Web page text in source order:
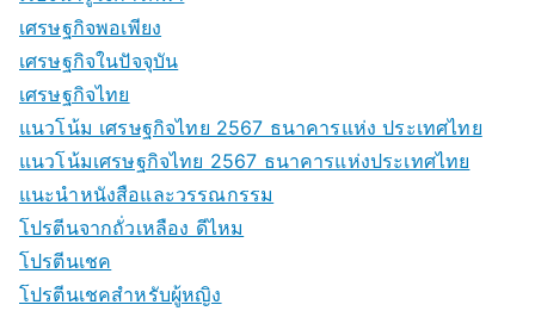
เศรษฐกิจพอเพียง
เศรษฐกิจในปัจจุบัน
เศรษฐกิจไทย
แนวโน้ม เศรษฐกิจไทย 2567 ธนาคารแห่ง ประเทศไทย
แนวโน้มเศรษฐกิจไทย 2567 ธนาคารแห่งประเทศไทย
แนะนำหนังสือและวรรณกรรม
โปรตีนจากถั่วเหลือง ดีไหม
โปรตีนเชค
โปรตีนเชคสำหรับผู้หญิง